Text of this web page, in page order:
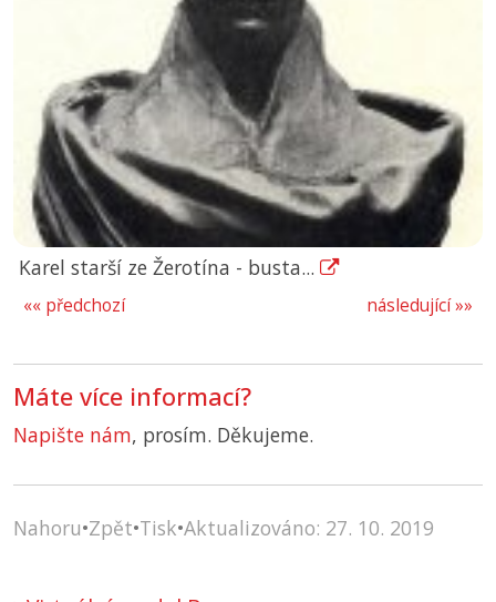
Karel starší ze Žerotína - busta...
následující »»
«« předchozí
Máte více informací?
Napište nám, prosím. Děkujeme.
Nahoru•Zpět•Tisk•Aktualizováno: 27. 10. 2019